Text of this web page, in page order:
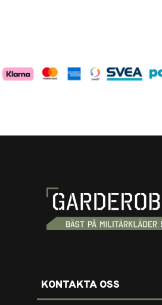
KONTAKTA OSS